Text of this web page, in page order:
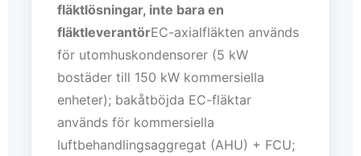
fläktlösningar, inte bara en
fläktleverantörEC-axialfläkten används
för utomhuskondensorer (5 kW
bostäder till 150 kW kommersiella
enheter); bakåtböjda EC-fläktar
används för kommersiella
luftbehandlingsaggregat (AHU) + FCU;